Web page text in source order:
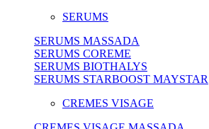
SERUMS
SERUMS MASSADA
SERUMS COREME
SERUMS BIOTHALYS
SERUMS STARBOOST MAYSTAR
CREMES VISAGE